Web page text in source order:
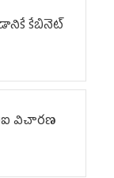
కేబినెట్‌
విచారణ